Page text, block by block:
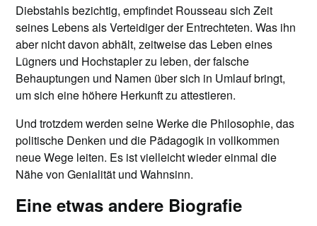
Diebstahls bezichtig, empfindet Rousseau sich Zeit
seines Lebens als Verteidiger der Entrechteten. Was ihn
aber nicht davon abhält, zeitweise das Leben eines
Lügners und Hochstapler zu leben, der falsche
Behauptungen und Namen über sich in Umlauf bringt,
um sich eine höhere Herkunft zu attestieren.
Und trotzdem werden seine Werke die Philosophie, das
politische Denken und die Pädagogik in vollkommen
neue Wege leiten. Es ist vielleicht wieder einmal die
Nähe von Genialität und Wahnsinn.
Eine etwas andere Biografie